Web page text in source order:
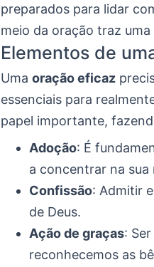
preparados para lidar
meio da oração traz
Elementos de
Uma oração eficaz
essenciais para
papel importante,
Adoção: É
a concentrar na sua
Confissão: Admitir
de Deus.
Ação de graças:
reconhecemos as